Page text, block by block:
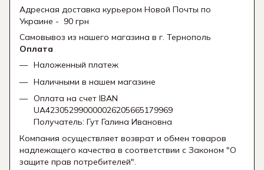
Адресная доставка курьером Новой Почты по
Украине - 90 грн
Самовывоз из нашего магазина в г. Тернополь
Оплата
Наложенный платеж
Наличными в нашем магазине
Оплата на счет IBAN
UA423052990000026205665179969
Получатель: Гут Галина Ивановна
Компания осуществляет возврат и обмен товаров
надлежащего качества в соответствии с Законом "О
защите прав потребителей".